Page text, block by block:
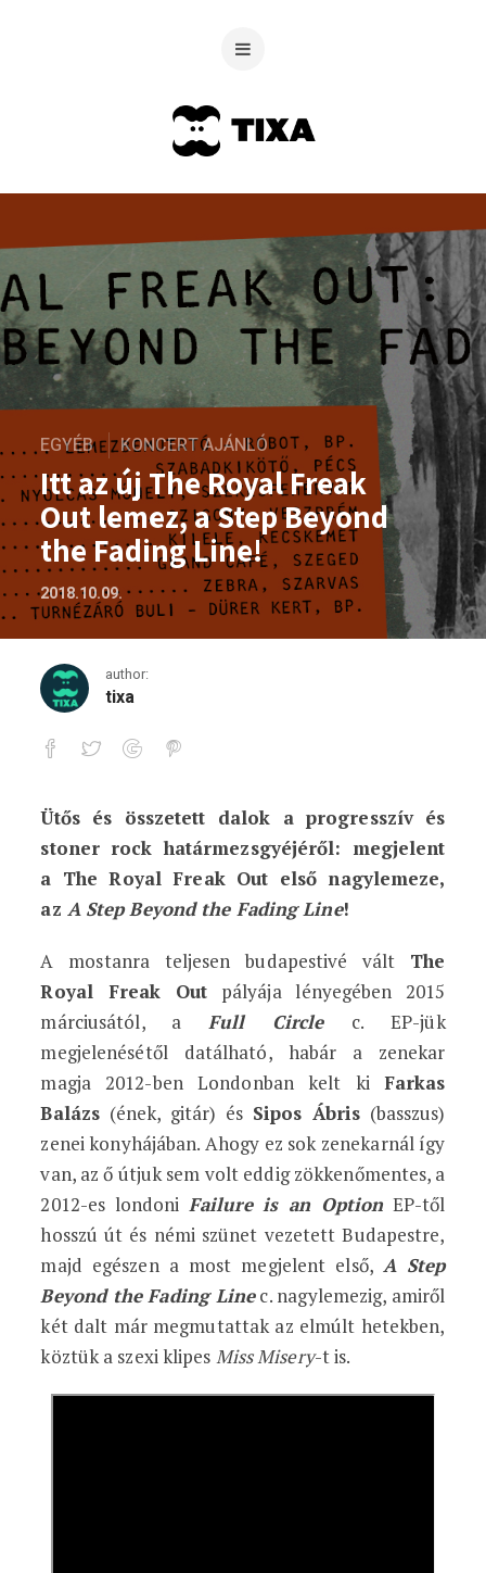
EGYÉB KONCERT AJÁNLÓ
Itt az új The Royal Freak
Out lemez, a Step Beyond
the Fading Line!
2018.10.09.
author:
tixa
Itt az új The Royal Freak Out lemez, a
Ütős és összetett dalok a progresszív és
stoner rock határmezsgyéjéről: megjelent
a The Royal Freak Out első nagylemeze,
az A Step Beyond the Fading Line!
A mostanra teljesen budapestivé vált The
Royal Freak Out pályája lényegében 2015
márciusától, a Full Circle
c. EP-jük
megjelenésétől datálható, habár a zenekar
magja 2012-ben Londonban kelt ki Farkas
Balázs (ének, gitár) és Sipos Ábris (basszus)
zenei konyhájában. Ahogy ez sok zenekarnál így
van, az ő útjuk sem volt eddig zökkenőmentes, a
2012-es londoni Failure is an Option EP-től
hosszú út és némi szünet vezetett Budapestre,
majd egészen a most megjelent első, A Step
Beyond the Fading Linec. nagylemezig, amiről
két dalt már megmutattak az elmúlt hetekben,
köztük a szexi klipes Miss Misery-t is.